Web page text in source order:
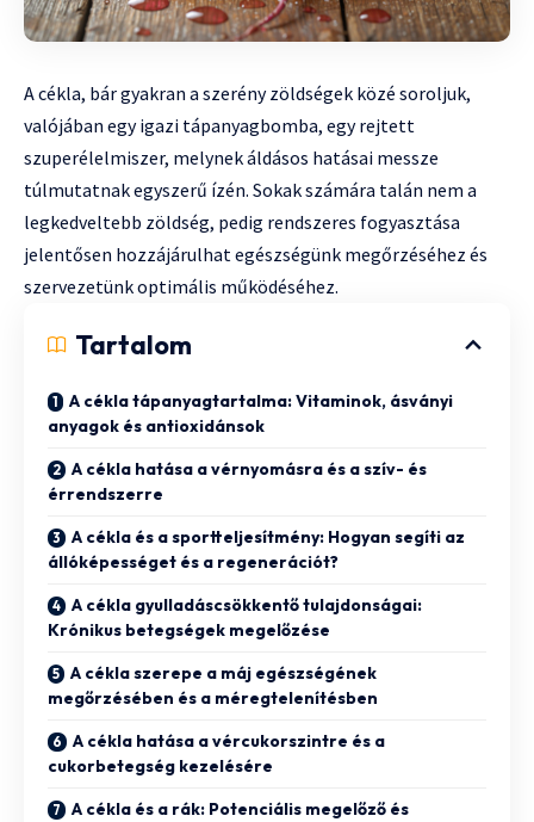
A cékla, bár gyakran a szerény zöldségek közé soroljuk,
valójában egy igazi tápanyagbomba, egy rejtett
szuperélelmiszer, melynek áldásos hatásai messze
túlmutatnak egyszerű ízén. Sokak számára talán nem a
legkedveltebb zöldség, pedig rendszeres fogyasztása
jelentősen hozzájárulhat egészségünk megőrzéséhez és
szervezetünk optimális működéséhez.
Tartalom
A cékla tápanyagtartalma: Vitaminok, ásványi
anyagok és antioxidánsok
A cékla hatása a vérnyomásra és a szív- és
érrendszerre
A cékla és a sportteljesítmény: Hogyan segíti az
állóképességet és a regenerációt?
A cékla gyulladáscsökkentő tulajdonságai:
Krónikus betegségek megelőzése
A cékla szerepe a máj egészségének
megőrzésében és a méregtelenítésben
A cékla hatása a vércukorszintre és a
cukorbetegség kezelésére
A cékla és a rák: Potenciális megelőző és